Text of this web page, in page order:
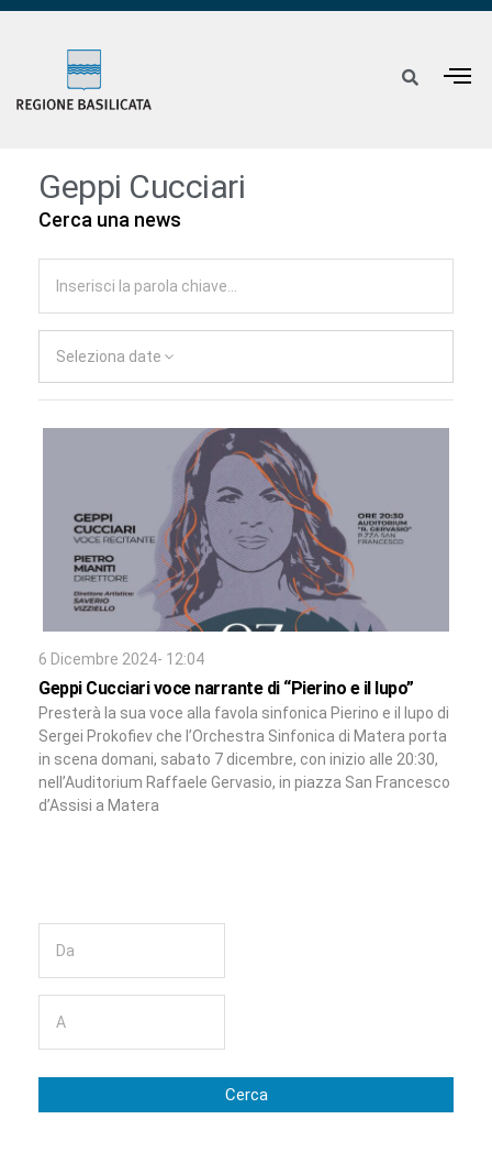
Geppi Cucciari
Cerca una news
Seleziona date
6 Dicembre 2024- 12:04
Geppi Cucciari voce narrante di “Pierino e il lupo”
Presterà la sua voce alla favola sinfonica Pierino e il lupo di
Sergei Prokofiev che l’Orchestra Sinfonica di Matera porta
in scena domani, sabato 7 dicembre, con inizio alle 20:30,
nell’Auditorium Raffaele Gervasio, in piazza San Francesco
d’Assisi a Matera
Cerca